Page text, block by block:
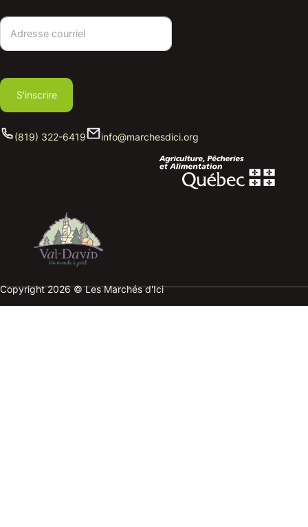
S'inscrire
(819) 322-6419 info@marchesdici.org
Copyright 2026 © Les Marchés d'Ici